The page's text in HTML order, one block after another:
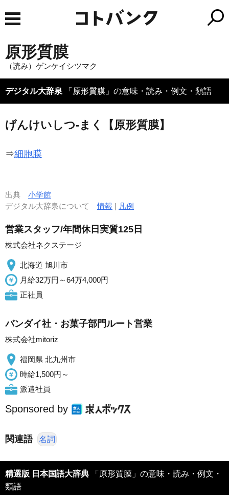
原形質膜
（読み）ゲンケイシツマク
デジタル大辞泉 「原形質膜」の意味・読み・例文・類語
げんけいしつ‐まく【原形質膜】
⇒細胞膜
出典 小学館
デジタル大辞泉について情報 | 凡例
営業スタッフ/年間休日実質125日
株式会社ネクステージ
北海道 旭川市
月給32万円～64万4,000円
正社員
バンダイ社・お菓子部門ルート営業
株式会社mitoriz
福岡県 北九州市
時給1,500円～
派遣社員
Sponsored by
関連語 名詞
精選版 日本国語大辞典 「原形質膜」の意味・読み・例文・
類語